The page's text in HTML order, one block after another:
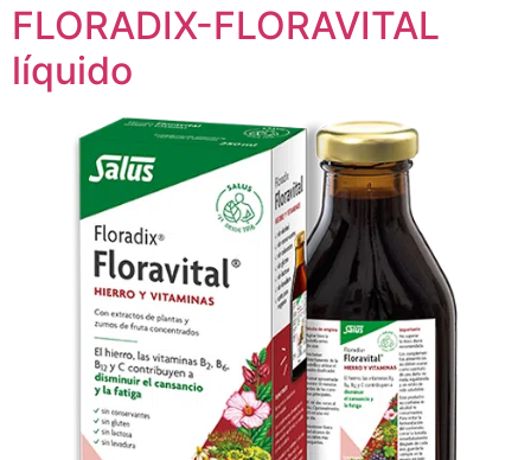
FLORADIX-FLORAVITAL
líquido